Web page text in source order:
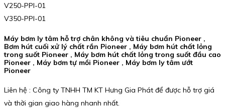
V250-PPI-01
V350-PPI-01
Máy bơm ly tâm hỗ trợ chân không và tiêu chuẩn Pioneer ,
Bơm hút cuối xử lý chất rắn Pioneer , Máy bơm hút chất lỏng
trong suốt Pioneer , Máy bơm hút chất lỏng trong suốt đầu cao
Pioneer , Máy bơm tự mồi Pioneer , Máy bơm ly tâm ướt
Pioneer
Liên hệ : Công ty TNHH TM KT Hưng Gia Phát để được hỗ trợ giá
và thời gian giao hàng nhanh nhất.